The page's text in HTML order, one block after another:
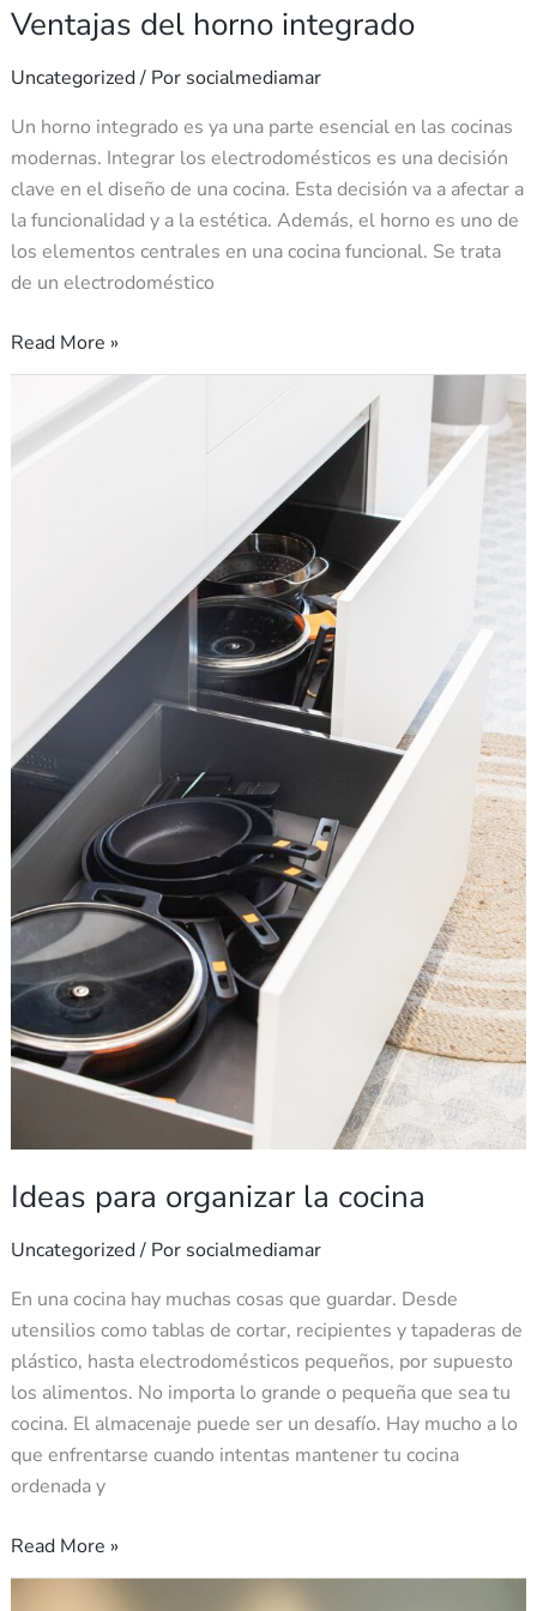
Ventajas del horno integrado
Uncategorized/ Por socialmediamar
Un horno integrado es ya una parte esencial en las cocinas
modernas. Integrar los electrodomésticos es una decisión
clave en el diseño de una cocina. Esta decisión va a afectar a
la funcionalidad y a la estética. Además, el horno es uno de
los elementos centrales en una cocina funcional. Se trata
de un electrodoméstico
Read More »
Ideas para organizar la cocina
Uncategorized/ Por socialmediamar
En una cocina hay muchas cosas que guardar. Desde
utensilios como tablas de cortar, recipientes y tapaderas de
plástico, hasta electrodomésticos pequeños, por supuesto
los alimentos. No importa lo grande o pequeña que sea tu
cocina. El almacenaje puede ser un desafío. Hay mucho a lo
que enfrentarse cuando intentas mantener tu cocina
ordenada y
para
organizar
Read More »